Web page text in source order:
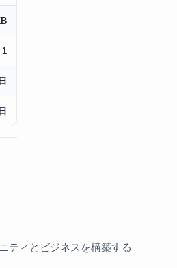
1
ティとビジネスを構築する